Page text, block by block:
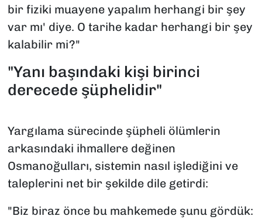
bir fiziki muayene yapalım herhangi bir şey
var mı' diye. O tarihe kadar herhangi bir şey
kalabilir mi?"
"Yanı başındaki kişi birinci
derecede şüphelidir"
Yargılama sürecinde şüpheli ölümlerin
arkasındaki ihmallere değinen
Osmanoğulları, sistemin nasıl işlediğini ve
taleplerini net bir şekilde dile getirdi:
"Biz biraz önce bu mahkemede şunu gördük: